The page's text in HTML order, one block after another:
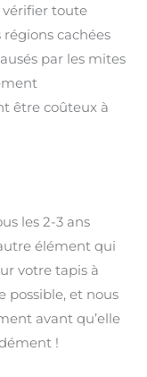
toute
cachées
par les mites
être coûteux à
les 2-3 ans
élément qui
votre tapis à
possible, et nous
avant qu’elle
!